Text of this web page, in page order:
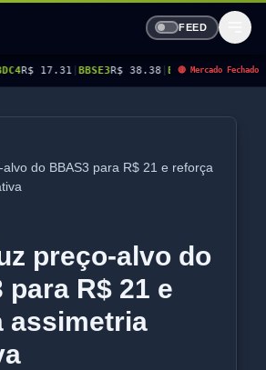
FEED
R$ 38.38 BEES3R$ 8.78|BEES4R$ 9.16|
🔴 Mercado Fechado
do BBAS3 para R$ 21 e reforça
preço-alvo do
para R$ 21 e
assimetria